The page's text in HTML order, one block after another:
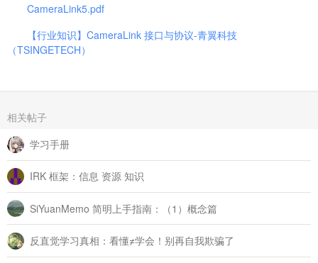
CameraLink5.pdf
【行业知识】CameraLink 接口与协议-青翼科技
（TSINGETECH）
相关帖子
学习手册
IRK 框架：信息 资源 知识
SiYuanMemo 简明上手指南：（1）概念篇
反直觉学习真相：看懂≠学会！别再自我欺骗了